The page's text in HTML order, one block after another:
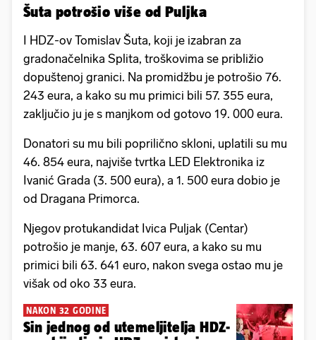
Šuta potrošio više od Puljka
I HDZ-ov Tomislav Šuta, koji je izabran za
gradonačelnika Splita, troškovima se približio
dopuštenoj granici. Na promidžbu je potrošio 76.
243 eura, a kako su mu primici bili 57. 355 eura,
zaključio ju je s manjkom od gotovo 19. 000 eura.
Donatori su mu bili poprilično skloni, uplatili su mu
46. 854 eura, najviše tvrtka LED Elektronika iz
Ivanić Grada (3. 500 eura), a 1. 500 eura dobio je
od Dragana Primorca.
Njegov protukandidat Ivica Puljak (Centar)
potrošio je manje, 63. 607 eura, a kako su mu
primici bili 63. 641 euro, nakon svega ostao mu je
višak od oko 33 eura.
NAKON 32 GODINE
Sin jednog od utemeljitelja HDZ-